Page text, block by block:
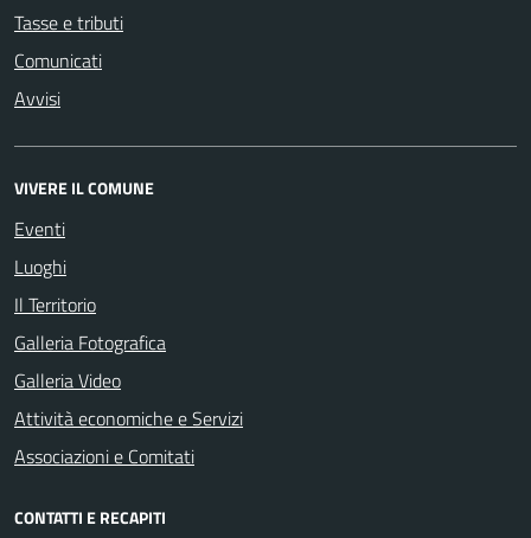
Tasse e tributi
Comunicati
Avvisi
VIVERE IL COMUNE
Eventi
Luoghi
Il Territorio
Galleria Fotografica
Galleria Video
Attività economiche e Servizi
Associazioni e Comitati
CONTATTI E RECAPITI